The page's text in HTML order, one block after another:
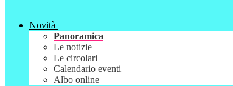
Novità
Panoramica
Le notizie
Le circolari
Calendario eventi
Albo online